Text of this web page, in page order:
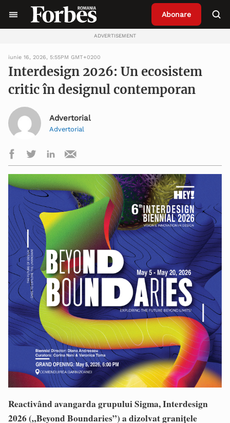
Abonare
ADVERTISEMENT
iunie 16, 2026, 5:55PM GMT+0200
Interdesign 2026: Un ecosistem
critic în designul contemporan
Advertorial
Advertorial
Reactivând avangarda grupului Sigma, Interdesign
2026 („Beyond Boundaries”) a dizolvat granițele